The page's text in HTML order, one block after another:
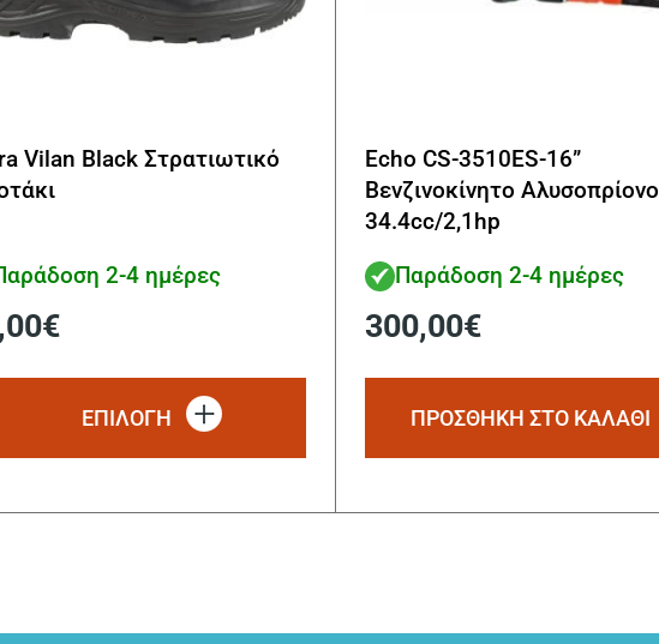
Vilan Black Στρατιωτικό
2-4 ημέρες
€
ΕΠΙΛΟΓΗ
έχει
παραλλαγές.
Echo CS-3510ES-16”
Βενζινοκίνητο Αλυσοπρίονο
34.4cc/2,1hp
Παράδοση 2-4 ημέρες
300,00€
ΠΡΟΣΘΗΚΗ ΣΤΟ ΚΑΛΑΘΙ